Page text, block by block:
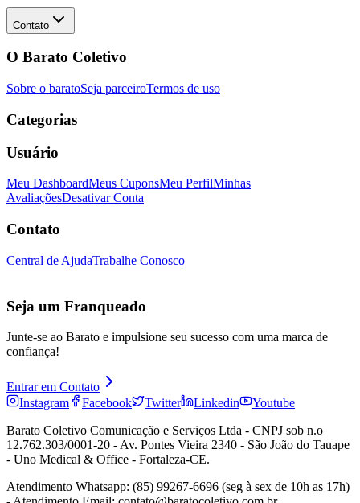
Contato
O Barato Coletivo
Sobre o baratoSeja parceiroTermos de uso
Categorias
Usuário
Meu DashboardMeus CuponsMeu PerfilMinhas
AvaliaçõesDesativar Conta
Contato
Central de AjudaTrabalhe Conosco
Seja um Franqueado
Junte-se ao Barato e impulsione seu sucesso com uma marca de
confiança!
Entrar em Contato
Instagram
Facebook Twitter Linkedin
Youtube
Barato Coletivo Comunicação e Serviços Ltda - CNPJ sob n.o
12.762.303/0001-20 - Av. Pontes Vieira 2340 - São João do Tauape
- Uno Medical & Office - Fortaleza-CE.
Atendimento Whatsapp: (85) 99267-6696 (seg à sex de 10h as 17h)